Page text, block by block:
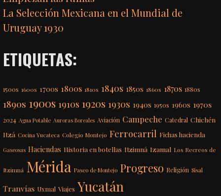
La Selección Mexicana en el Mundial de
Uruguay 1930
ETIQUETAS:
1500s 1600s 1700s 1800s 1810s 1840s 1850s 1860s 1870s 1880s
1890s 1900s 1910s 1920s 1930s 1940s 1950s 1960s 1970s
2024 Agua Potable Auroras Boreales Aviación Campeche Catedral Chichén
Itzá Cocina Yucateca Colegio Montejo Ferrocarril Fichas hacienda
Gaseosas Haciendas Historia en botellas Itzimná Izamal Los Recreos de
Itzimná Mérida Paseo de Montejo Progreso Religión Sisal
Tranvías Uxmal Viajes Yucatán